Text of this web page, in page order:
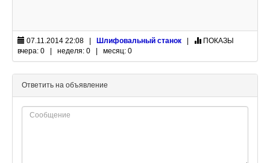
07.11.2014 22:08 | Шлифовальный станок
ПОКАЗЫ
вчера: 0 | неделя: 0 | месяц: 0
Ответить на объявление